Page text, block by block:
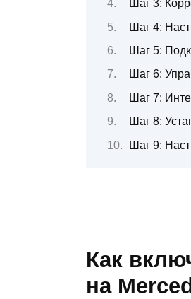
Шаг 3:
Шаг 4:
Шаг 5:
Шаг 6:
Шаг 7:
Шаг 8:
Шаг 9:
Как
на